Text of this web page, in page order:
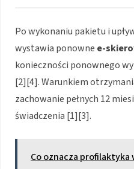
Po wykonaniu pakietu i
wystawia ponowne e-
konieczności ponownego
[2][4]. Warunkiem
zachowanie pełnych 12
świadczenia [1][3].
Co oznacza profilaktyka